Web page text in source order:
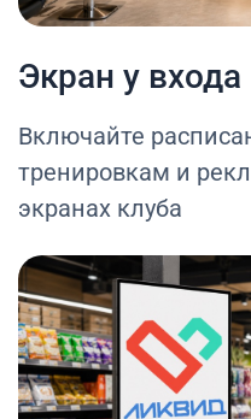
Экран у входа
Включайте
тренировкам и
экранах клуба